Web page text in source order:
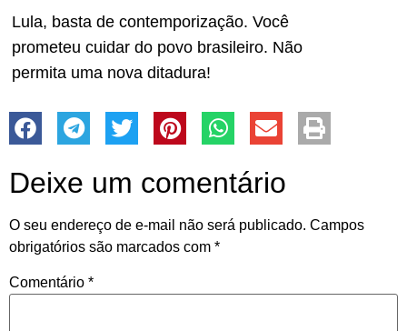
Lula, basta de contemporização. Você
prometeu cuidar do povo brasileiro. Não
permita uma nova ditadura!
Deixe um comentário
O seu endereço de e-mail não será publicado. Campos
obrigatórios são marcados com *
Comentário *